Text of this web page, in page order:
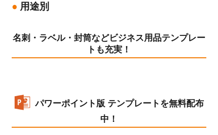
用途別
名刺・ラベル・封筒などビジネス用品テンプレー
トも充実！
パワーポイント版 テンプレートを無料配布
中！